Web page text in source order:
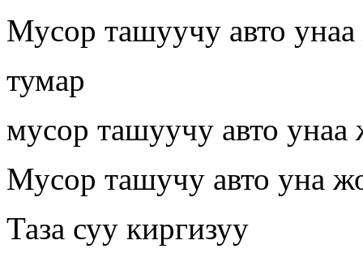
Мусор ташуучу авто
тумар
мусор ташуучу авто унаа
Мусор ташучу авто уна
Таза суу киргизуу